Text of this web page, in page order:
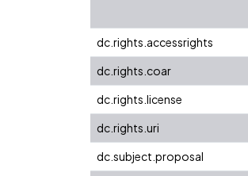
dc.rights.accessrights
dc.rights.coar
dc.rights.license
dc.rights.uri
dc.subject.proposal